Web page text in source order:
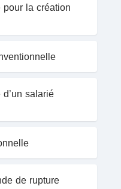
la création
salarié
de rupture